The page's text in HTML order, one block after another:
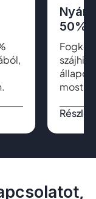
Nyári
50%
Fogkő
most